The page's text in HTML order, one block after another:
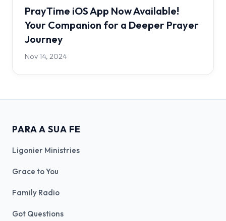
PrayTime iOS App Now Available!
Your Companion for a Deeper Prayer
Journey
Nov 14, 2024
PARA A SUA FE
Ligonier Ministries
Grace to You
Family Radio
Got Questions